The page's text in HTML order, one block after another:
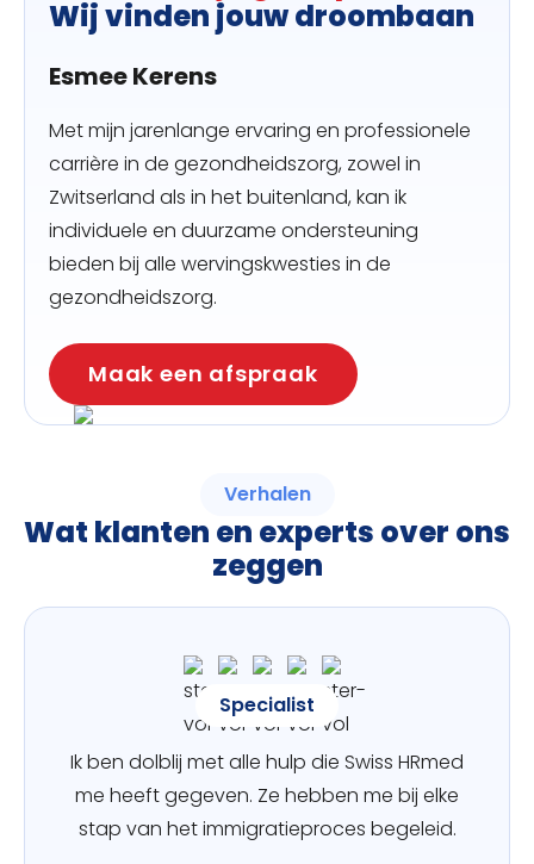
Wij vinden jouw droombaan
Esmee Kerens
Met mijn jarenlange ervaring en professionele
carrière in de gezondheidszorg, zowel in
Zwitserland als in het buitenland, kan ik
individuele en duurzame ondersteuning
bieden bij alle wervingskwesties in de
gezondheidszorg.
Maak een afspraak
Verhalen
Wat klanten en experts over ons
zeggen
Specialist
Ik ben dolblij met alle hulp die Swiss HRmed
me heeft gegeven. Ze hebben me bij elke
stap van het immigratieproces begeleid.